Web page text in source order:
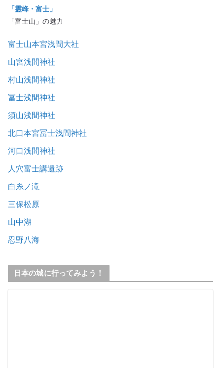
「霊峰・富士」
「富士山」の魅力
富士山本宮浅間大社
山宮浅間神社
村山浅間神社
冨士浅間神社
須山浅間神社
北口本宮冨士浅間神社
河口浅間神社
人穴富士講遺跡
白糸ノ滝
三保松原
山中湖
忍野八海
日本の城に行ってみよう！